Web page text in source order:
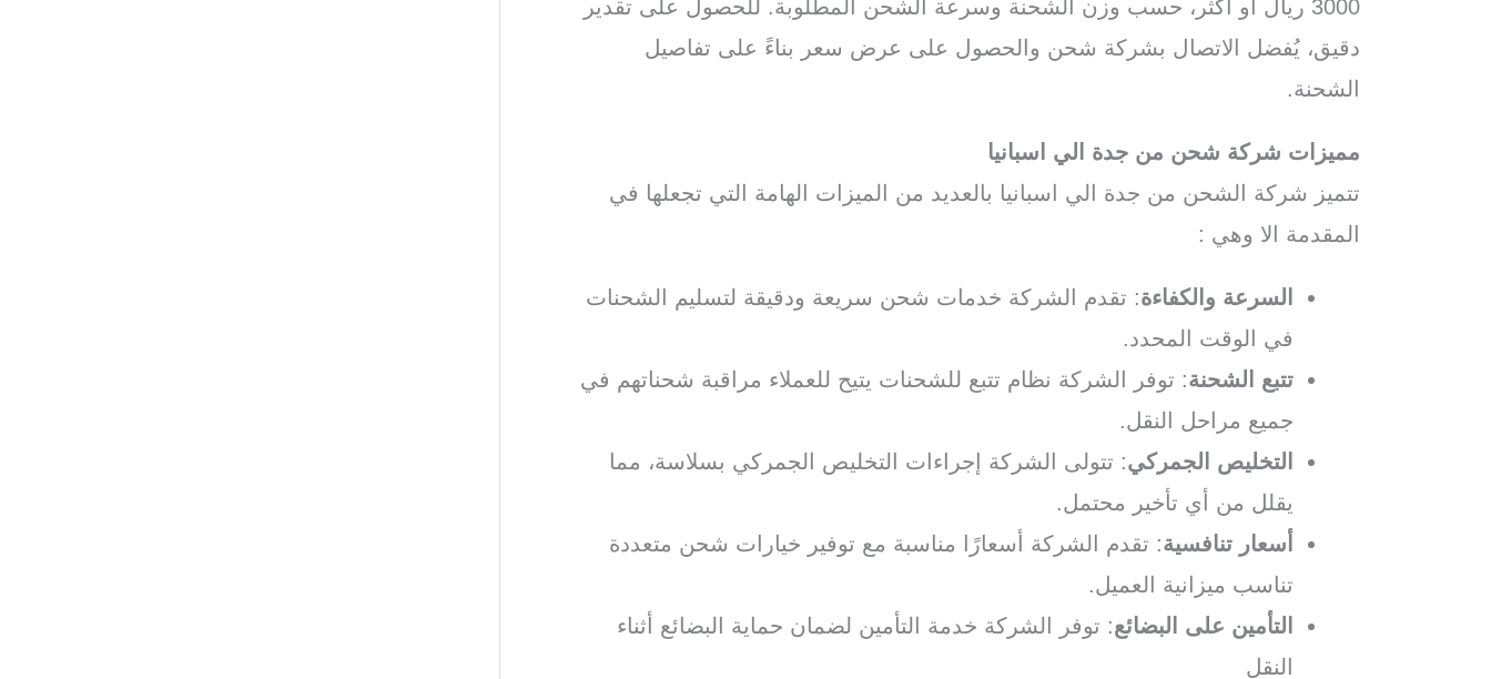
3000 ريال أو أكثر، حسب وزن الشحنة وسرعة الشحن المطلوبة. للحصول على تقدير
دقيق، يُفضل الاتصال بشركة شحن والحصول على عرض سعر بناءً على تفاصيل
الشحنة.
مميزات شركة شحن من جدة الي اسبانيا
تتميز شركة الشحن من جدة الي اسبانيا بالعديد من الميزات الهامة التي تجعلها في
المقدمة الا وهي :
السرعة والكفاءة: تقدم الشركة خدمات شحن سريعة ودقيقة لتسليم الشحنات
في الوقت المحدد.
تتبع الشحنة: توفر الشركة نظام تتبع للشحنات يتيح للعملاء مراقبة شحناتهم في
جميع مراحل النقل.
التخليص الجمركي: تتولى الشركة إجراءات التخليص الجمركي بسلاسة، مما
يقلل من أي تأخير محتمل.
أسعار تنافسية: تقدم الشركة أسعارًا مناسبة مع توفير خيارات شحن متعددة
تناسب ميزانية العميل.
التأمين على البضائع: توفر الشركة خدمة التأمين لضمان حماية البضائع أثناء
النقل